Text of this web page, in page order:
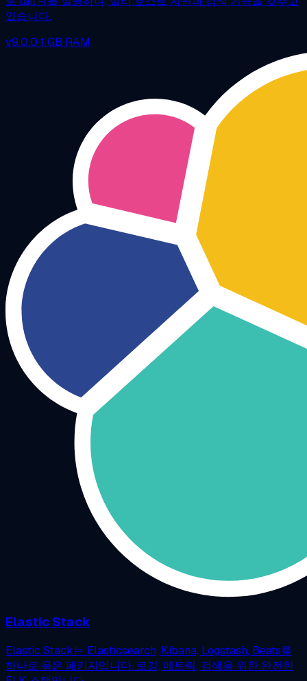
있습니다.
v9.0.0 1 GB RAM
Elastic Stack
Elastic Stack는 Elasticsearch, Kibana, Logstash, Beats를
하나로 묶은 패키지입니다. 로깅, 메트릭, 검색을 위한 완전한